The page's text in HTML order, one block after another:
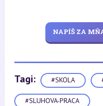
NAPÍŠ ZA
Tagi: #SKOLA
#SLUHOVA-PRACA